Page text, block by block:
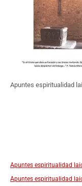
Apuntes espiritualidad
Apuntes espiritualidad
Apuntes espiritualidad